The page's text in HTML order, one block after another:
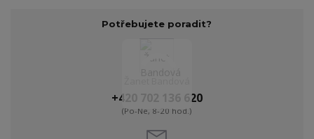
Potřebujete poradit?
+420 702 136 620
(Po-Ne, 8-20 hod.)